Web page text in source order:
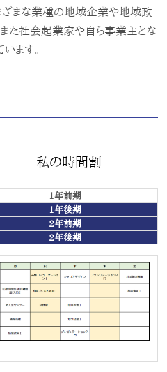
ざまな業種の地域企業や地域政
た社会起業家や自ら事業主とな
ます。
私の時間割
1年前期
1年後期
2年前期
2年後期